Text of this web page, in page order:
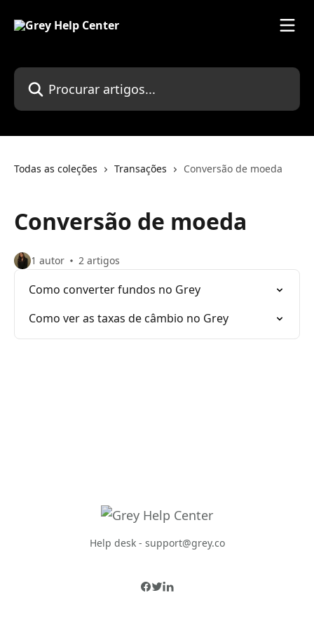
Procurar artigos...
Todas as coleções Transações Conversão de moeda
Conversão de moeda
1 autor 2 artigos
Como converter fundos no Grey
Como ver as taxas de câmbio no Grey
Help desk - support@grey.co